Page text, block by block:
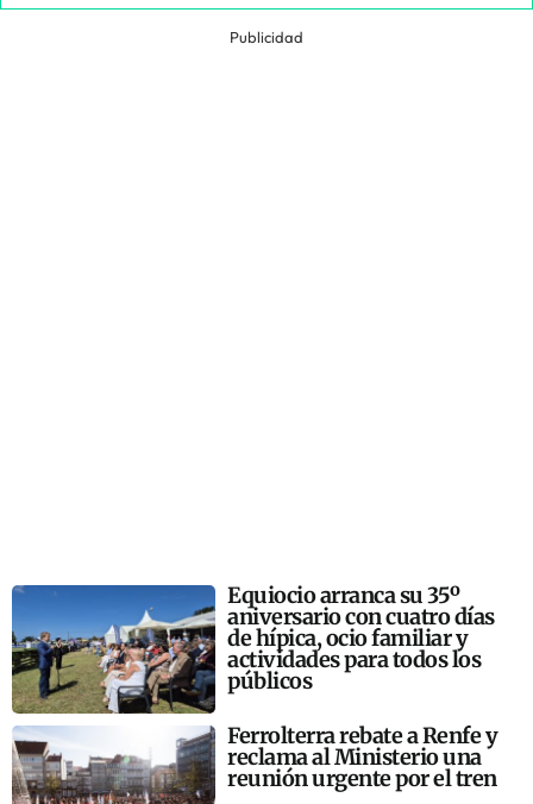
Publicidad
Equiocio arranca su 35º
aniversario con cuatro días
de hípica, ocio familiar y
actividades para todos los
públicos
Ferrolterra rebate a Renfe y
reclama al Ministerio una
reunión urgente por el tren